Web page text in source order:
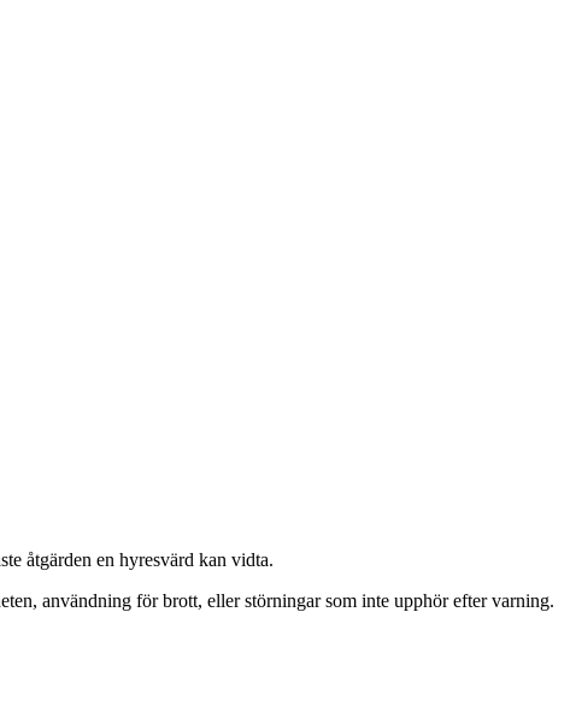
åtgärden en hyresvärd kan vidta.
användning för brott, eller störningar som inte upphör efter varning.